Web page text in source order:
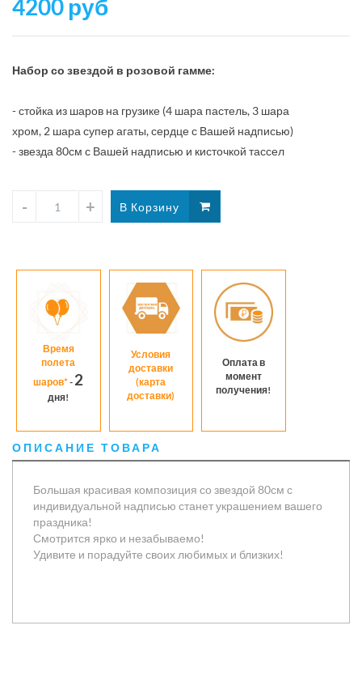
в
гамме
4200 руб
Набор со звездой в розовой гамме:
- стойка из шаров на грузике (4 шара пастель, 3 шара
хром, 2 шара супер агаты, сердце с Вашей надписью)
- звезда 80см с Вашей надписью и кисточкой тассел
Время
полета
шаров*- 2
дня!
Условия
доставки
(карта
доставки)
Оплата в
момент
получения!
ОПИСАНИЕ ТОВАРА
Большая красивая композиция со звездой 80см с
индивидуальной надписью станет украшением вашего
праздника!
Смотрится ярко и незабываемо!
Удивите и порадуйте своих любимых и близких!